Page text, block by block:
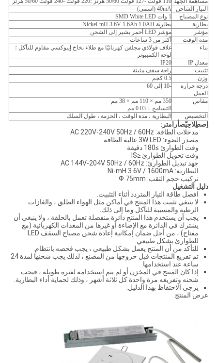
التيار الشاحن
40mA (اسمي)
نوع المصباح
1 وات SMD White LED
بطارية
بطارية Nickel-mH 3.6V 1.6Ah 1.0AH
مؤشر
مؤشر LED أحمر يشير إلى الشحن
مدة الوقت
أكثر من 3 ساعات
بناء
غلاف فولاذي مجلفن كهربائيًا مع طلاء بخاخ إيبوكسي مقاوم للتآكل ؛
لوحة الكمبيوتر
معدل IP
IP20
تثبيت
راحة سقف مثبتة
وزن
0.5 كجم
درجة حرارة
العمل
-10 إلى 60
مقاس
350 مم × 110 مم × 38 مم
التسامح ± 0.03 مم
التخصيص
البطارية ، مدة الوقت ، الحزمة ، طول السلك
اِصطِلاحِيّصأرامتر:
مدخلات الطاقة: AC 220V-240V 50Hz / 60Hz
مصدر الضوء: 3W LED عالية الطاقة
وقت الطوارئ ≥180 دقيقة
وقت تحويل الطوارئ ≤IS
جهد تبديل الطوارئ: AC 144V-204V 50Hz / 60Hz
البطارية: Ni-mH 3.6V / 1600mA
تركيب حجم الثقب: Ф 75mm
دليل التشغيل
افصل طاقة التيار المتردد أثناء التثبيت.
لا ينبغي تثبيت هذا المنتج في أماكن مثل الهواء الطلق ، والغازات
الرطبة والمسببة للتآكل وما إلى ذلك.
يجب أن يستخدم هذا المنتج دائرة منفصلة تعمل بالحلقة ، ولا ينبغي أن
يشترك في الدائرة مع الإضاءة أو غيرها من المعدات الكهربائية (مع
مفتاح) ، من أجل ضمان إمكانية إعادة شحن مصباح السقف LED
للطوارئ بشكل طبيعي.
للتأكد من أن المنتج يعمل بشكل طبيعي ، يجب فحصه بانتظام.
تم تفريغ المنتجات قبل خروجها من المصنع ، لذلك يجب شحنها لمدة 24
ساعة عند استخدامها.
إذا كان المنتج في المخزن أو لم يتم استخدامه لفترة طويلة ، فيجب
شحنه وتفريغه مرة واحدة كل ثلاثة أشهر ، وذلك لحماية أداء البطارية.
يرجى الاحتفاظ بهذا الدليل.
عرض المنتج: